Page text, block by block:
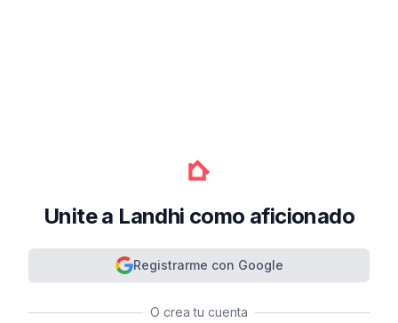
Unite a Landhi como aficionado
Registrarme con Google
O crea tu cuenta